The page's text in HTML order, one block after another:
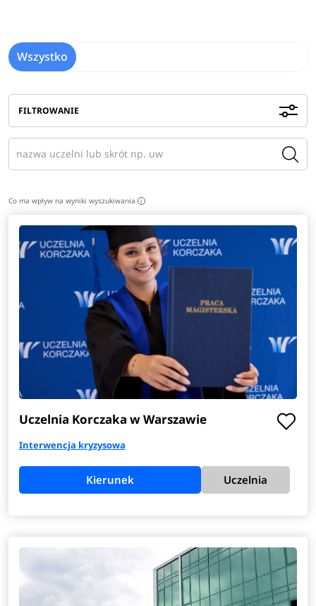
Wszystko
FILTROWANIE
Co ma wpływ na wyniki wyszukiwania i
Uczelnia Korczaka w Warszawie
Interwencja kryzysowa
Kierunek Uczelnia